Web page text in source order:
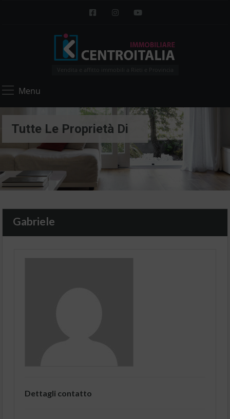
Vendita e affitto immobili a Rieti e Provincia
Menu
Tutte Le Proprietà Di
Gabriele
Dettagli contatto